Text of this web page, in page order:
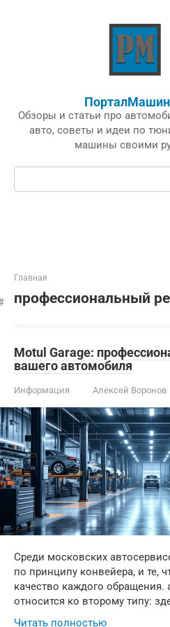
Обзоры и статьи про
авто, советы и идеи по
машины своими
Поиск:
Главная
профессиональный
Motul Garage:
вашего автомобиля
Информация Алексей Воронов
Среди московских
по принципу конвейера, и те,
качество каждого обращения.
относится ко второму типу:
Читать полностью